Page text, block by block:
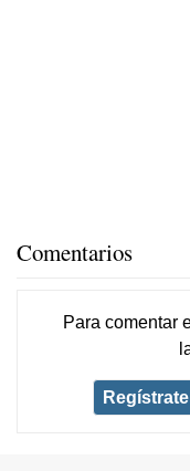
Comentarios
Para comentar